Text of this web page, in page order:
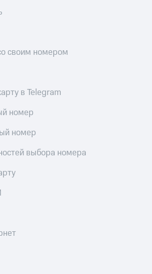
своим номером
в Telegram
номер
номер
выбора номера